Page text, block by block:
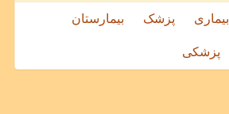
بیماری پزشک بیمارستان
پزشکی